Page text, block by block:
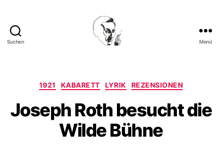
Suchen Menü
Kategorien
1921 KABARETT LYRIK REZENSIONEN
Joseph Roth besucht die
Wilde Bühne